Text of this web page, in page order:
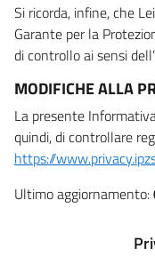
Si ricorda, infine, che
Garante per la
di controllo ai sensi
MODIFICHE ALLA
La presente
quindi, di controllare
https://
Ultimo aggiornamento: